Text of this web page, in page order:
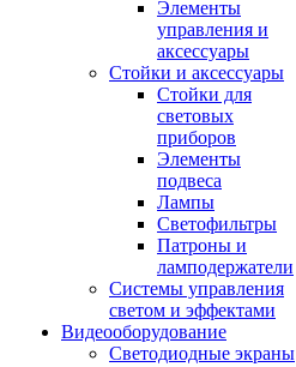
Элементы
управления и
аксессуары
Стойки и аксессуары
Стойки для
световых
приборов
Элементы
подвеса
Лампы
Светофильтры
Патроны и
ламподержатели
Системы управления
светом и эффектами
Видеооборудование
Светодиодные экраны